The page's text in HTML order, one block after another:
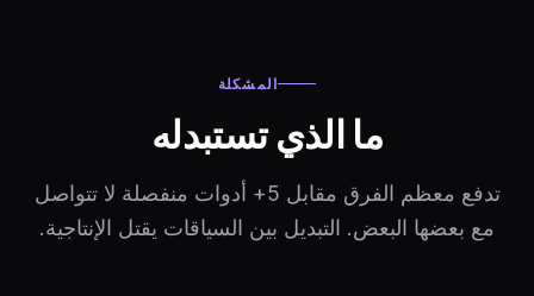
المشكلة
ما الذي تستبدله
تدفع معظم الفرق مقابل 5+ أدوات منفصلة لا تتواصل
مع بعضها البعض. التبديل بين السياقات يقتل الإنتاجية.